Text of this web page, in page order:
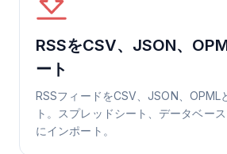
RSSをCSV、JSON、
ート
RSSフィードをCSV、JSON、OPML
ト。スプレッドシート、データベー
にインポート。